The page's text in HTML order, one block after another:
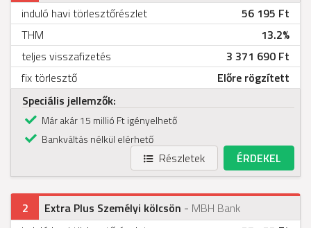
56 195 Ft
induló havi törlesztőrészlet
13.2%
THM
3 371 690 Ft
teljes visszafizetés
Előre rögzített
fix törlesztő
Speciális jellemzők:
Már akár 15 millió Ft igényelhető
Bankváltás nélkül elérhető
Részletek ÉRDEKEL
2 Extra Plus Személyi kölcsön - MBH Bank